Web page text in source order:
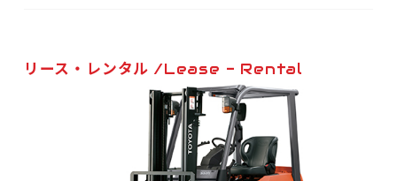
リース・レンタル /Lease - Rental